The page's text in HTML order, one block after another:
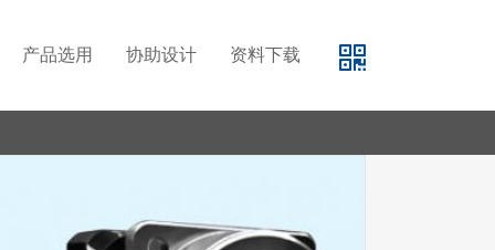
产品选用 协助设计 资料下载